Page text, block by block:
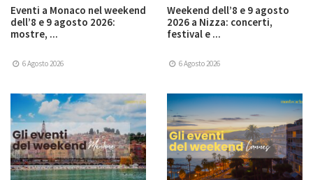
Eventi a Monaco nel weekend
dell’8 e 9 agosto 2026:
mostre, ...
6 Agosto 2026
Weekend dell’8 e 9 agosto
2026 a Nizza: concerti,
festival e ...
6 Agosto 2026